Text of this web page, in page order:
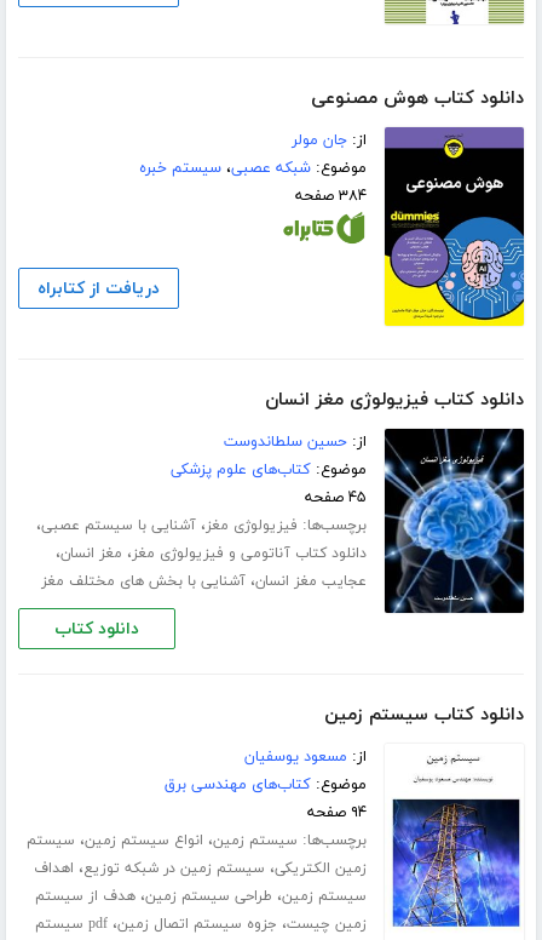
دانلود کتاب هوش مصنوعی
از:جان مولر
موضوع:شبکه عصبی،سیستم خبره
۳۸۴ صفحه
دریافت از کتابراه
دانلود کتاب فیزیولوژی مغز انسان
از:حسین سلطاندوست
موضوع:کتاب‌های علوم پزشکی
۴۵ صفحه
برچسب‌ها: فیزیولوژی مغز،آشنایی با سیستم عصبی،
دانلود کتاب آناتومی و فیزیولوژی مغز، مغز انسان،
عجایب مغز انسان،آشنایی با بخش های مختلف مغز
دانلود کتاب
دانلود کتاب سیستم زمین
از: مسعود یوسفیان
موضوع:کتاب‌های مهندسی برق
۹۴ صفحه
برچسب‌ها: سیستم زمین، انواع سیستم زمین، سیستم
زمین الکتریکی، سیستم زمین در شبکه توزیع، اهداف
سیستم زمین، طراحی سیستم زمین،هدف از سیستم
زمین چیست، جزوه سیستم اتصال زمین،
pdf سیستم